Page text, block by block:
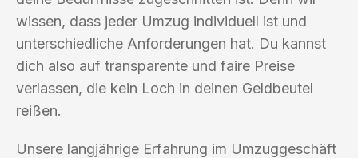
wissen, dass jeder Umzug individuell ist und
unterschiedliche Anforderungen hat. Du kannst
dich also auf transparente und faire Preise
verlassen, die kein Loch in deinen Geldbeutel
reißen.
Unsere langjährige Erfahrung im Umzuggeschäft